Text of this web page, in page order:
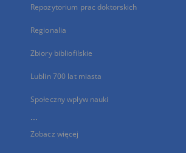
Repozytorium prac doktorskich
Regionalia
Zbiory bibliofilskie
Lublin 700 lat miasta
Społeczny wpływ nauki
...
Zobacz więcej